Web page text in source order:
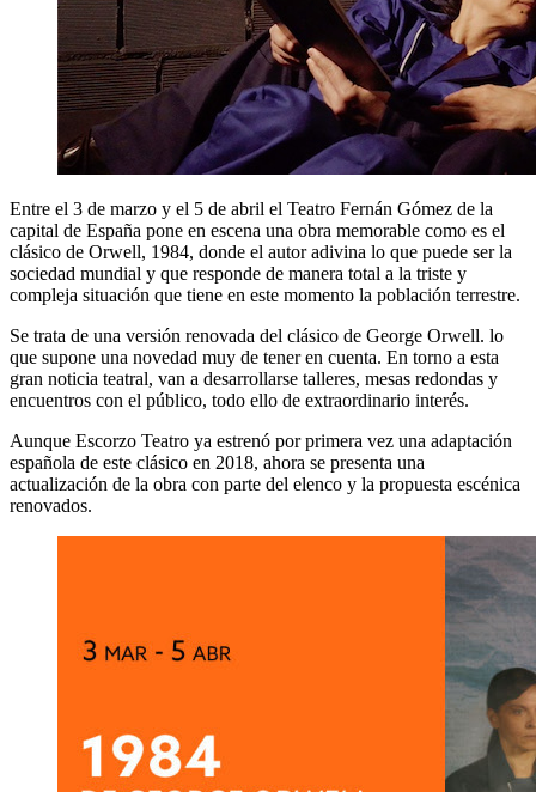
Entre el 3 de marzo y el 5 de abril el Teatro Fernán Gómez de la
capital de España pone en escena una obra memorable como es el
clásico de Orwell, 1984, donde el autor adivina lo que puede ser la
sociedad mundial y que responde de manera total a la triste y
compleja situación que tiene en este momento la población terrestre.
Se trata de una versión renovada del clásico de George Orwell. lo
que supone una novedad muy de tener en cuenta. En torno a esta
gran noticia teatral, van a desarrollarse talleres, mesas redondas y
encuentros con el público, todo ello de extraordinario interés.
Aunque Escorzo Teatro ya estrenó por primera vez una adaptación
española de este clásico en 2018, ahora se presenta una
actualización de la obra con parte del elenco y la propuesta escénica
renovados.